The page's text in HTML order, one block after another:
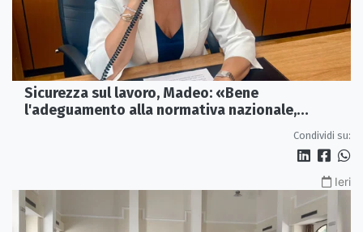
Sicurezza sul lavoro, Madeo: «Bene
l'adeguamento alla normativa nazionale,
Condividi su:
Ieri